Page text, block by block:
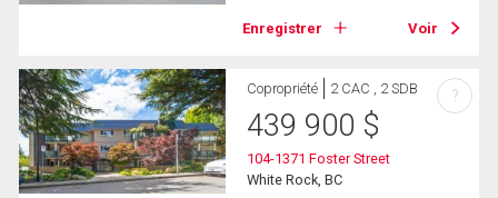
Enregistrer Voir
Copropriété 2 CAC , 2 SDB
439 900 $
104-1371 Foster Street
White Rock, BC
?